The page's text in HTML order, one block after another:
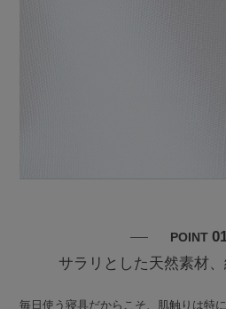
POINT
サラリとした天然素材
毎日使う寝具だからこそ、肌触りは特